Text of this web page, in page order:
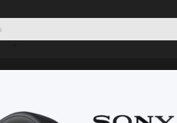
Wireless Noise Cancelling Headphones